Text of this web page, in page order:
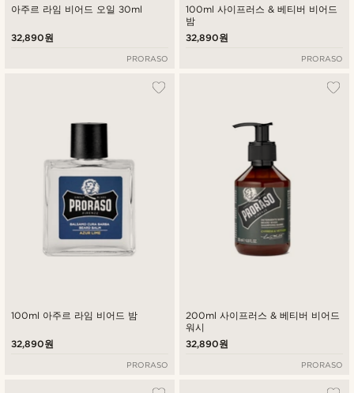
아주르 라임 비어드 오일 30ml
32,890원
PRORASO
100ml 사이프러스 & 베티버 비어드
밤
32,890원
PRORASO
100ml 아주르 라임 비어드 밤
32,890원
PRORASO
200ml 사이프러스 & 베티버 비어드
워시
32,890원
PRORASO